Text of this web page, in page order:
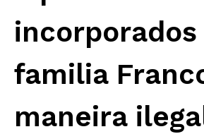
familia
maneira